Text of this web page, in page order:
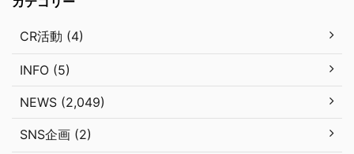
CR活動 (4)
INFO (5)
NEWS (2,049)
SNS企画 (2)